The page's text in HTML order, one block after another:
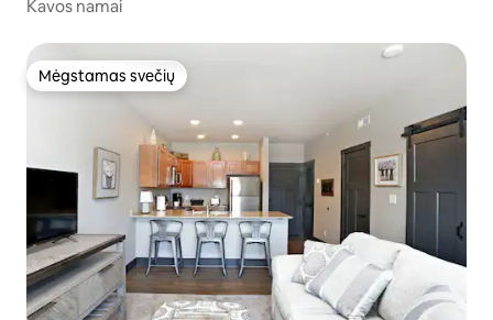
Kavos namai
Mėgstamas svečių
Mėgstamas svečių